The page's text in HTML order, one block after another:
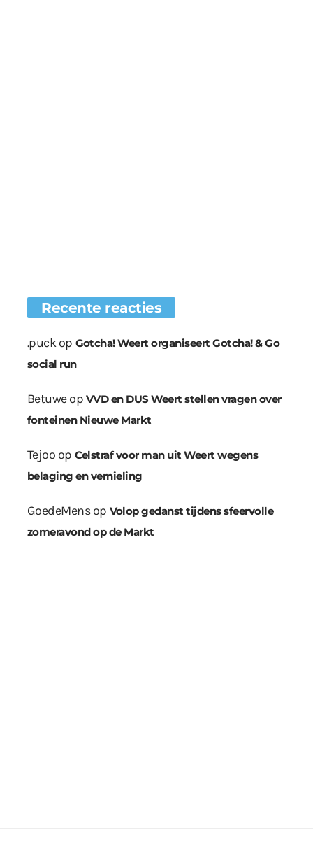
Recente reacties
.puckop Gotcha! Weert organiseert Gotcha! & Go
social run
Betuweop VVD en DUS Weert stellen vragen over
fonteinen Nieuwe Markt
Tejoo op Celstraf voor man uit Weert wegens
belaging en vernieling
GoedeMensop Volop gedanst tijdens sfeervolle
zomeravond op de Markt